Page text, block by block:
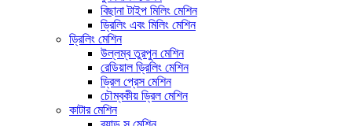
বিছানা টাইপ মিলিং মেশিন
ড্রিলিং এবং মিলিং মেশিন
ড্রিলিং মেশিন
উল্লম্ব তুরপুন মেশিন
রেডিয়াল ড্রিলিং মেশিন
ড্রিল প্রেস মেশিন
চৌম্বকীয় ড্রিল মেশিন
কাটার মেশিন